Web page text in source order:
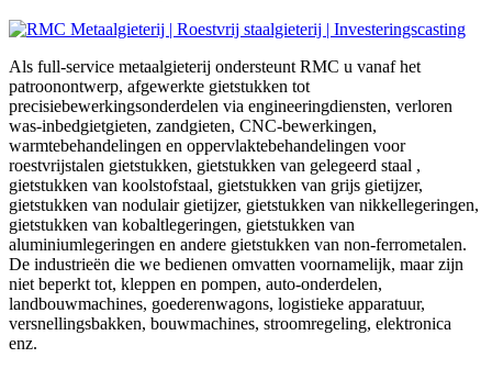
Als full-service metaalgieterij ondersteunt RMC u vanaf het
patroonontwerp, afgewerkte gietstukken tot
precisiebewerkingsonderdelen via engineeringdiensten, verloren
was-inbedgietgieten, zandgieten, CNC-bewerkingen,
warmtebehandelingen en oppervlaktebehandelingen voor
roestvrijstalen gietstukken, gietstukken van gelegeerd staal ,
gietstukken van koolstofstaal, gietstukken van grijs gietijzer,
gietstukken van nodulair gietijzer, gietstukken van nikkellegeringen,
gietstukken van kobaltlegeringen, gietstukken van
aluminiumlegeringen en andere gietstukken van non-ferrometalen.
De industrieën die we bedienen omvatten voornamelijk, maar zijn
niet beperkt tot, kleppen en pompen, auto-onderdelen,
landbouwmachines, goederenwagons, logistieke apparatuur,
versnellingsbakken, bouwmachines, stroomregeling, elektronica
enz.